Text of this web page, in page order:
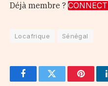
Déjà membre ?
Locafrique Sénégal
FacebookTwitter